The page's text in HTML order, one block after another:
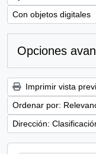
Remove filter:
Con objetos digitales
Opciones
Imprimir vista
Ordenar por:
Dirección: